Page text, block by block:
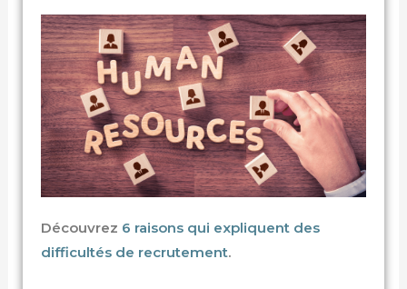
Découvrez 6 raisons qui expliquent des
difficultés de recrutement.